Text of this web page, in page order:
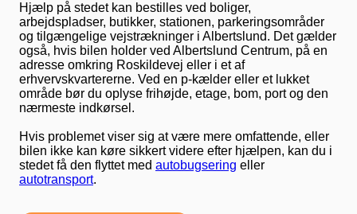
Hjælp på stedet kan bestilles ved boliger,
arbejdspladser, butikker, stationen, parkeringsområder
og tilgængelige vejstrækninger i Albertslund. Det gælder
også, hvis bilen holder ved Albertslund Centrum, på en
adresse omkring Roskildevej eller i et af
erhvervskvartererne. Ved en p-kælder eller et lukket
område bør du oplyse frihøjde, etage, bom, port og den
nærmeste indkørsel.
Hvis problemet viser sig at være mere omfattende, eller
bilen ikke kan køre sikkert videre efter hjælpen, kan du i
stedet få den flyttet med autobugsering eller
autotransport.